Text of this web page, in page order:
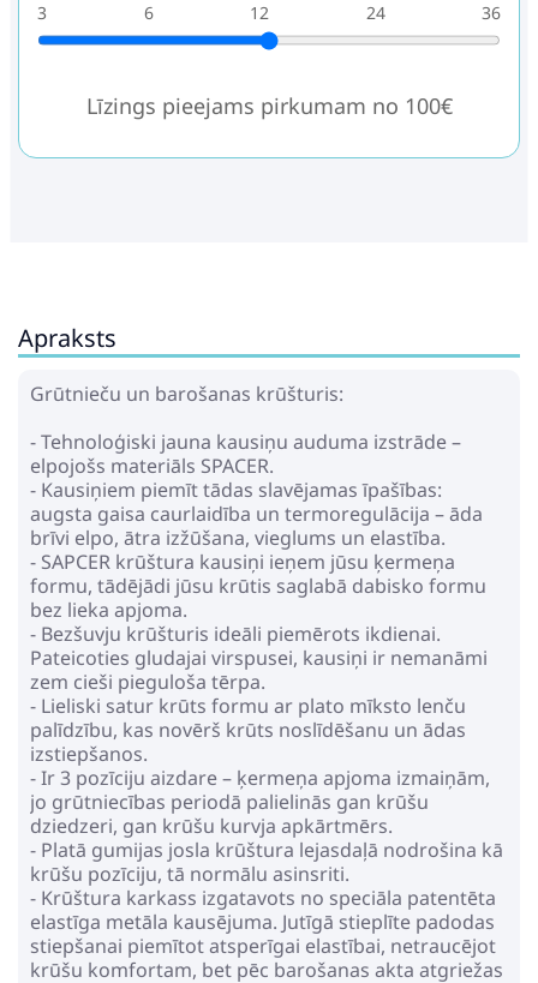
3 6 12 24 36
Līzings pieejams pirkumam no 100€
Apraksts
Grūtnieču un barošanas krūšturis:
- Tehnoloģiski jauna kausiņu auduma izstrāde –
elpojošs materiāls SPACER.
- Kausiņiem piemīt tādas slavējamas īpašības:
augsta gaisa caurlaidība un termoregulācija – āda
brīvi elpo, ātra izžūšana, vieglums un elastība.
- SAPCER krūštura kausiņi ieņem jūsu ķermeņa
formu, tādējādi jūsu krūtis saglabā dabisko formu
bez lieka apjoma.
- Bezšuvju krūšturis ideāli piemērots ikdienai.
Pateicoties gludajai virspusei, kausiņi ir nemanāmi
zem cieši pieguloša tērpa.
- Lieliski satur krūts formu ar plato mīksto lenču
palīdzību, kas novērš krūts noslīdēšanu un ādas
izstiepšanos.
- Ir 3 pozīciju aizdare – ķermeņa apjoma izmaiņām,
jo grūtniecības periodā palielinās gan krūšu
dziedzeri, gan krūšu kurvja apkārtmērs.
- Platā gumijas josla krūštura lejasdaļā nodrošina kā
krūšu pozīciju, tā normālu asinsriti.
- Krūštura karkass izgatavots no speciāla patentēta
elastīga metāla kausējuma. Jutīgā stieplīte padodas
stiepšanai piemītot atsperīgai elastībai, netraucējot
krūšu komfortam, bet pēc barošanas akta atgriežas